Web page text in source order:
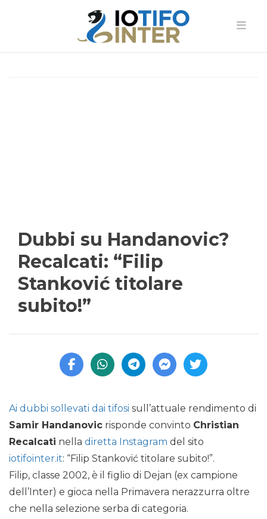
Dubbi su Handanovic?
Recalcati: “Filip
Stanković titolare
subito!”
Ai dubbi sollevati dai tifosi sull’attuale rendimento di
Samir Handanovic risponde convinto Christian
Recalcati nella diretta Instagram del sito
iotifointer.it: “Filip Stanković titolare subito!”.
Filip, classe 2002, è il figlio di Dejan (ex campione
dell’Inter) e gioca nella Primavera nerazzurra oltre
che nella selezione serba di categoria.